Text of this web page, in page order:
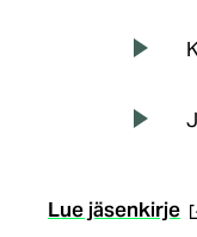
Lue jäsenkirje